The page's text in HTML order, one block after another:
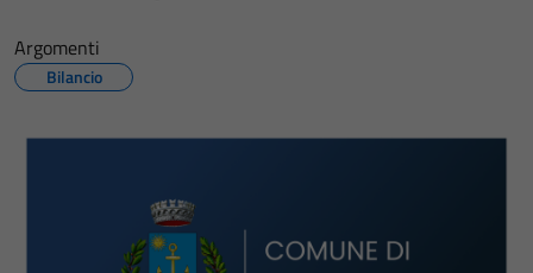
Argomenti
Bilancio